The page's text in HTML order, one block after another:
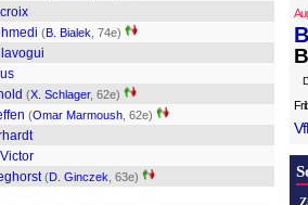
(B. Bialek , 74e)
(X. Schlager, 62e)
(Omar Marmoush , 62e)
(D. Ginczek , 63e)